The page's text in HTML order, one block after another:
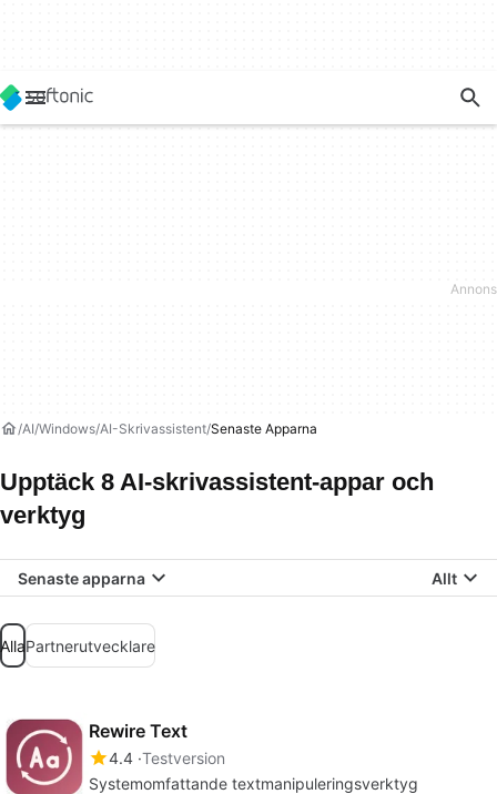
AI Windows AI-Skrivassistent Senaste Apparna
Upptäck 8 AI-skrivassistent-appar och
verktyg
Senaste apparna Allt
AllaPartnerutvecklare
Rewire Text
4.4 Testversion
Systemomfattande textmanipuleringsverktyg